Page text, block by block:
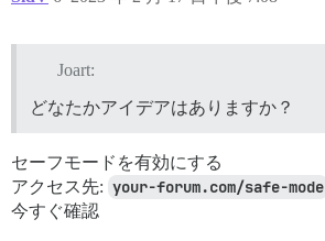
Joart:
どなたかアイデアはありますか？
セーフモードを有効にする
アクセス先: your-forum.com/safe-mode
今すぐ確認